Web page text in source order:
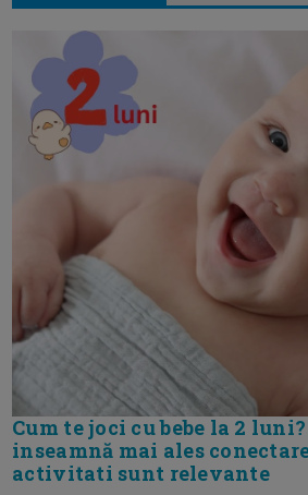
Cum te joci cu bebe la 2
inseamnă mai ales
activitati sunt relevante